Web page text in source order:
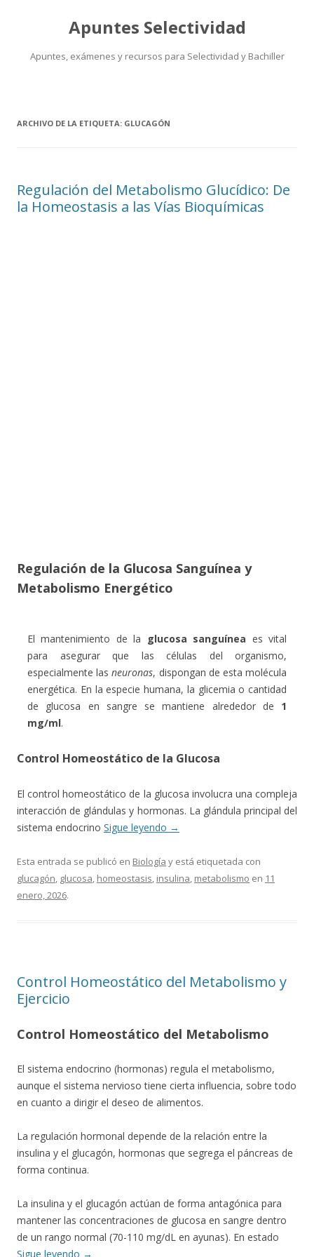
Apuntes Selectividad
Apuntes, exámenes y recursos para Selectividad y Bachiller
ARCHIVO DE LA ETIQUETA: GLUCAGÓN
Regulación del Metabolismo Glucídico: De
la Homeostasis a las Vías Bioquímicas
Regulación de la Glucosa Sanguínea y
Metabolismo Energético
El mantenimiento de la glucosa sanguínea es vital
para asegurar que las células del organismo,
especialmente lasneuronas, dispongan de esta molécula
energética. En la especie humana, la glicemia o cantidad
de glucosa en sangre se mantiene alrededor de 1
mg/ml.
Control Homeostático de la Glucosa
El control homeostático de la glucosa involucra una compleja
interacción de glándulas y hormonas. La glándula principal del
sistema endocrino Sigue leyendo →
Esta entrada se publicó en Biología y está etiquetada con
glucagón, glucosa, homeostasis, insulina, metabolismo en 11
enero, 2026.
Control Homeostático del Metabolismo y
Ejercicio
Control Homeostático del Metabolismo
El sistema endocrino (hormonas) regula el metabolismo,
aunque el sistema nervioso tiene cierta influencia, sobre todo
en cuanto a dirigir el deseo de alimentos.
La regulación hormonal depende de la relación entre la
insulina y el glucagón, hormonas que segrega el páncreas de
forma continua.
La insulina y el glucagón actúan de forma antagónica para
mantener las concentraciones de glucosa en sangre dentro
de un rango normal (70-110 mg/dL en ayunas). En estado
Sigue leyendo →